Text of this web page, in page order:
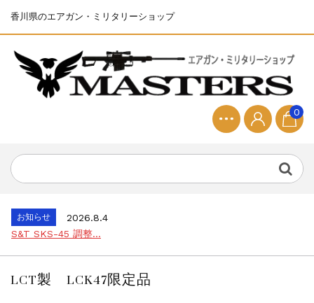
香川県のエアガン・ミリタリーショップ
0
お知らせ
2025.8.28
お知らせ
2026.8.4
S&T SKS-45 調整...
お知らせ
2025.8.29
LCT製 LCK47限定品